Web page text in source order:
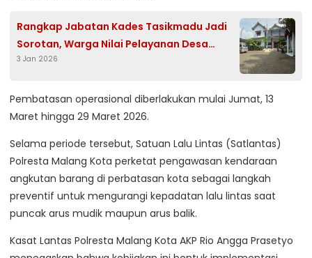
Rangkap Jabatan Kades Tasikmadu Jadi
Sorotan, Warga Nilai Pelayanan Desa
Terabaikan
3 Jan 2026
Pembatasan operasional diberlakukan mulai Jumat, 13
Maret hingga 29 Maret 2026.
Selama periode tersebut, Satuan Lalu Lintas (Satlantas)
Polresta Malang Kota perketat pengawasan kendaraan
angkutan barang di perbatasan kota sebagai langkah
preventif untuk mengurangi kepadatan lalu lintas saat
puncak arus mudik maupun arus balik.
Kasat Lantas Polresta Malang Kota AKP Rio Angga Prasetyo